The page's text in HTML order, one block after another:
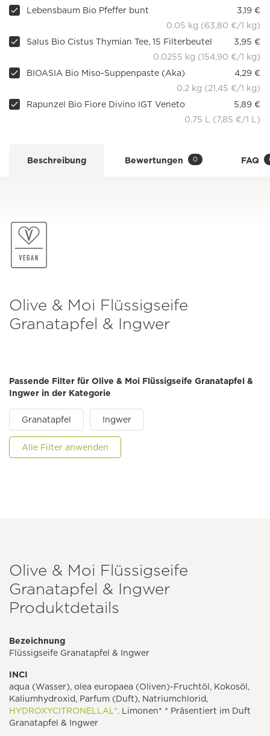
Lebensbaum Bio Pfeffer bunt
3,19 €
0.05 kg (63,80 €/1 kg)
Salus Bio Cistus Thymian Tee, 15 Filterbeutel
3,95 €
0.0255 kg (154,90 €/1 kg)
BIOASIA Bio Miso-Suppenpaste (Aka)
4,29 €
0.2 kg (21,45 €/1 kg)
Rapunzel Bio Fiore Divino IGT Veneto
5,89 €
0.75 L (7,85 €/1 L)
Beschreibung Bewertungen 0 FAQ
Olive & Moi Flüssigseife
Granatapfel & Ingwer
Passende Filter für Olive & Moi Flüssigseife Granatapfel &
Ingwer in der Kategorie
Granatapfel Ingwer
Alle Filter anwenden
Olive & Moi Flüssigseife
Granatapfel & Ingwer
Produktdetails
Bezeichnung
Flüssigseife Granatapfel & Ingwer
INCI
aqua (Wasser), olea europaea (Oliven)-Fruchtöl, Kokosöl,
Kaliumhydroxid, Parfum (Duft), Natriumchlorid,
HYDROXYCITRONELLAL*, Limonen* * Präsentiert im Duft
Granatapfel & Ingwer